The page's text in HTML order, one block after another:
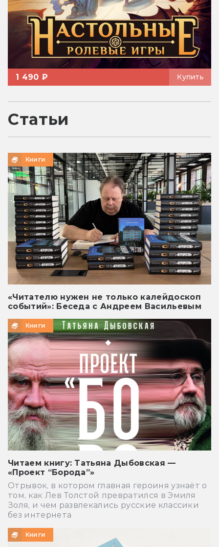
1 490 ₽ Купить
Статьи
Книги
«Читателю нужен не только калейдоскоп
событий»: Беседа с Андреем Васильевым
Книги
Читаем книгу: Татьяна Дыбовская —
«Проект “Борода”»
Отрывок, в котором главная героиня узнаёт о
том, как Лев Толстой превратился в Эмиля
Золя, и чем развлекались русские классики
без интернета
Книги